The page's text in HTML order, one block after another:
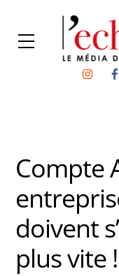
content
Menu
Compte
doivent
plus vite !